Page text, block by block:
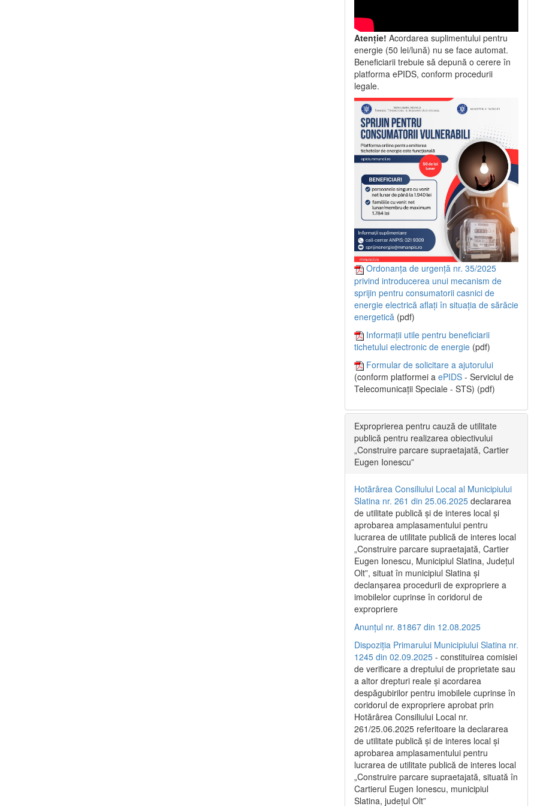
Atenție! Acordarea suplimentului pentru
energie (50 lei/lună) nu se face automat.
Beneficiarii trebuie să depună o cerere în
platforma ePIDS, conform procedurii
legale.
Ordonanța de urgență nr. 35/2025
privind introducerea unui mecanism de
sprijin pentru consumatorii casnici de
energie electrică aflați în situația de sărăcie
energetică (pdf)
Informații utile pentru beneficiarii
tichetului electronic de energie (pdf)
Formular de solicitare a ajutorului
(conform platformei a ePIDS - Serviciul de
Telecomunicații Speciale - STS) (pdf)
Exproprierea pentru cauză de utilitate
publică pentru realizarea obiectivului
„Construire parcare supraetajată, Cartier
Eugen Ionescu”
Hotărârea Consiliului Local al Municipiului
Slatina nr. 261 din 25.06.2025 declararea
de utilitate publică și de interes local și
aprobarea amplasamentului pentru
lucrarea de utilitate publică de interes local
„Construire parcare supraetajată, Cartier
Eugen Ionescu, Municipiul Slatina, Județul
Olt”, situat în municipiul Slatina și
declanșarea procedurii de expropriere a
imobilelor cuprinse în coridorul de
expropriere
Anunțul nr. 81867 din 12.08.2025
Dispoziția Primarului Municipiului Slatina nr.
1245 din 02.09.2025 - constituirea comisiei
de verificare a dreptului de proprietate sau
a altor drepturi reale și acordarea
despăgubirilor pentru imobilele cuprinse în
coridorul de expropriere aprobat prin
Hotărârea Consiliului Local nr.
261/25.06.2025 referitoare la declararea
de utilitate publică și de interes local și
aprobarea amplasamentului pentru
lucrarea de utilitate publică de interes local
„Construire parcare supraetajată, situată în
Cartierul Eugen Ionescu, municipiul
Slatina, județul Olt”